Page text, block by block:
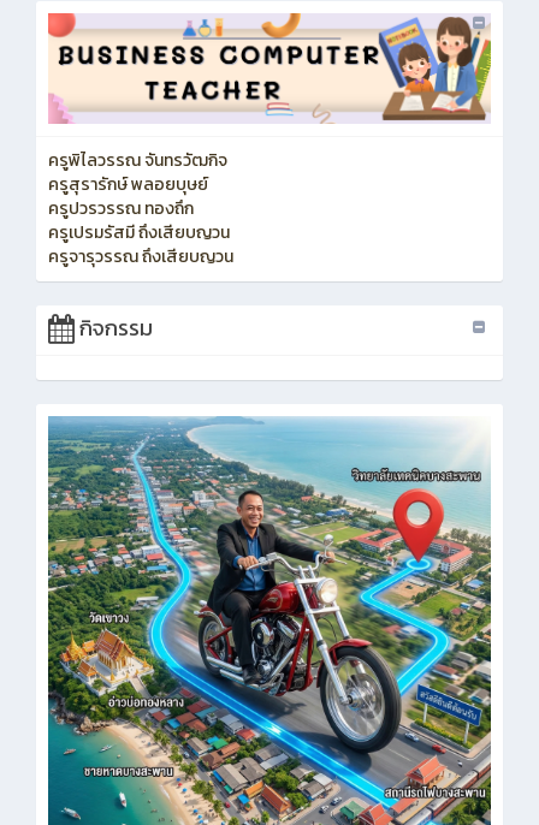
ครูพิไลวรรณ จันทรวัฒกิจ
ครูสุรารักษ์ พลอยบุษย์
ครูปวรวรรณ ทองถึก
ครูเปรมรัสมี ถึงเสียบญวน
ครูจารุวรรณ ถึงเสียบญวน
กิจกรรม